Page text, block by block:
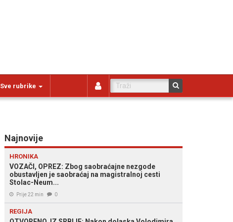
Sve rubrike
Najnovije
HRONIKA
VOZAČI, OPREZ: Zbog saobraćajne nezgode
obustavljen je saobraćaj na magistralnoj cesti
Stolac-Neum...
Prije 22 min 0
REGIJA